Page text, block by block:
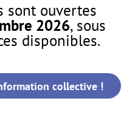
sont ouvertes
2026, sous
disponibles.
collective !